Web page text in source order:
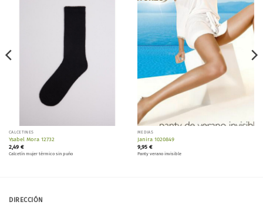
CALCETINES
Ysabel Mora 12732
2,49 €
Calcetín mujer térmico sin puño
Añadir
a la
lista de
deseos
MEDIAS
Janira 1020849
9,95 €
Panty verano invisible
DIRECCIÓN